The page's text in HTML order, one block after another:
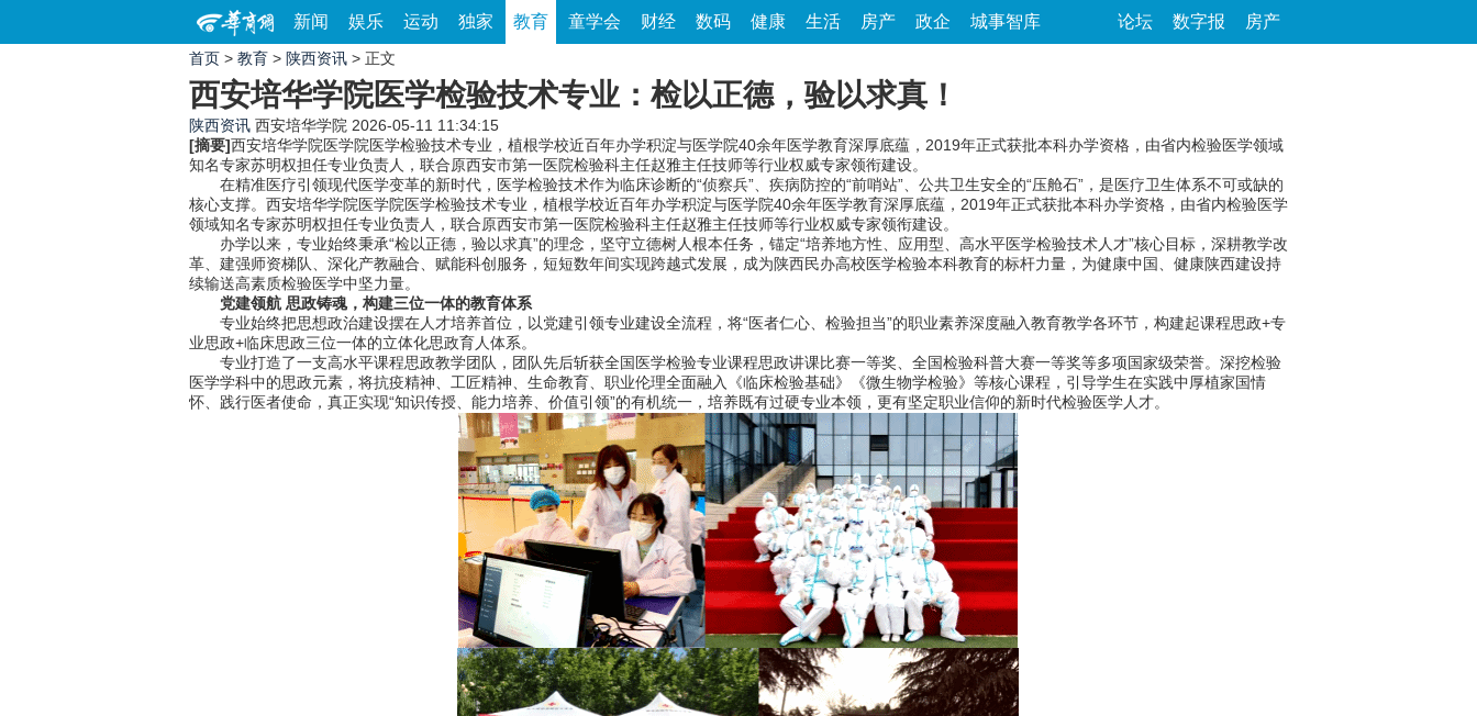
新闻 娱乐 运动 独家 教育 童学会 财经 数码 健康 生活 房产 政企 城事智库 论坛 数字报 房产
首页 > 教育 > 陕西资讯 > 正文
西安培华学院医学检验技术专业：检以正德，验以求真！
陕西资讯 西安培华学院 2026-05-11 11:34:15
[摘要]西安培华学院医学院医学检验技术专业，植根学校近百年办学积淀与医学院40余年医学教育深厚底蕴，2019年正式获批本科办学资格，由省内检验医学领域
知名专家苏明权担任专业负责人，联合原西安市第一医院检验科主任赵雅主任技师等行业权威专家领衔建设。
在精准医疗引领现代医学变革的新时代，医学检验技术作为临床诊断的“侦察兵”、疾病防控的“前哨站”、公共卫生安全的“压舱石”，是医疗卫生体系不可或缺的
核心支撑。西安培华学院医学院医学检验技术专业，植根学校近百年办学积淀与医学院40余年医学教育深厚底蕴，2019年正式获批本科办学资格，由省内检验医学
领域知名专家苏明权担任专业负责人，联合原西安市第一医院检验科主任赵雅主任技师等行业权威专家领衔建设。
办学以来，专业始终秉承“检以正德，验以求真”的理念，坚守立德树人根本任务，锚定“培养地方性、应用型、高水平医学检验技术人才”核心目标，深耕教学改
革、建强师资梯队、深化产教融合、赋能科创服务，短短数年间实现跨越式发展，成为陕西民办高校医学检验本科教育的标杆力量，为健康中国、健康陕西建设持
续输送高素质检验医学中坚力量。
党建领航 思政铸魂，构建三位一体的教育体系
专业始终把思想政治建设摆在人才培养首位，以党建引领专业建设全流程，将“医者仁心、检验担当”的职业素养深度融入教育教学各环节，构建起课程思政+专
业思政+临床思政三位一体的立体化思政育人体系。
专业打造了一支高水平课程思政教学团队，团队先后斩获全国医学检验专业课程思政讲课比赛一等奖、全国检验科普大赛一等奖等多项国家级荣誉。深挖检验
医学学科中的思政元素，将抗疫精神、工匠精神、生命教育、职业伦理全面融入《临床检验基础》《微生物学检验》等核心课程，引导学生在实践中厚植家国情
怀、践行医者使命，真正实现“知识传授、能力培养、价值引领”的有机统一，培养既有过硬专业本领，更有坚定职业信仰的新时代检验医学人才。